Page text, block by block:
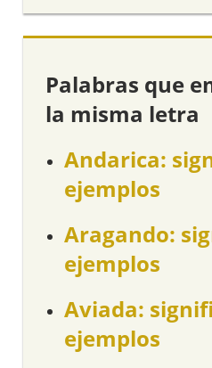
Palabras que
la misma letra
Andarica:
ejemplos
Aragando:
ejemplos
Aviada:
ejemplos